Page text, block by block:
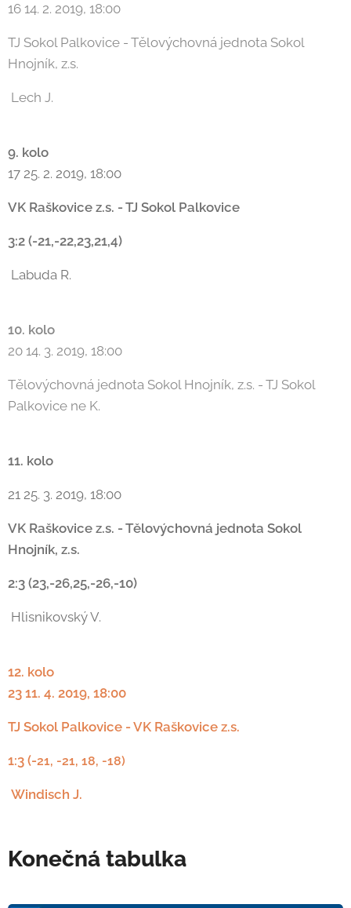
16 14. 2. 2019, 18:00
TJ Sokol Palkovice - Tělovýchovná jednota Sokol
Hnojník, z.s.
Lech J.
9. kolo
17 25. 2. 2019, 18:00
VK Raškovice z.s. - TJ Sokol Palkovice
3:2 (-21,-22,23,21,4)
Labuda R.
10. kolo
20 14. 3. 2019, 18:00
Tělovýchovná jednota Sokol Hnojník, z.s. - TJ Sokol
Palkovice ne K.
11. kolo
21 25. 3. 2019, 18:00
VK Raškovice z.s. - Tělovýchovná jednota Sokol
Hnojník, z.s.
2:3 (23,-26,25,-26,-10)
Hlisnikovský V.
12. kolo
23 11. 4. 2019, 18:00
TJ Sokol Palkovice - VK Raškovice z.s.
1:3 (-21, -21, 18, -18)
Windisch J.
Konečná tabulka